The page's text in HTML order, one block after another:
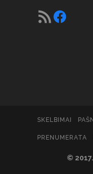
SKELBIMAI
©
PRENUMERATA